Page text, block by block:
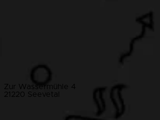
Zur Wassermühle 4
21220 Seevetal